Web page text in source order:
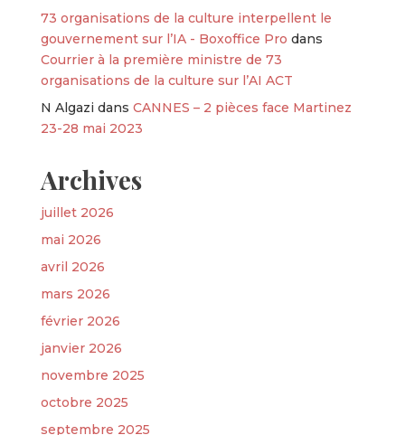
73 organisations de la culture interpellent le
gouvernement sur l’IA - Boxoffice Pro dans
Courrier à la première ministre de 73
organisations de la culture sur l’AI ACT
N Algazi dans CANNES – 2 pièces face Martinez
23-28 mai 2023
Archives
juillet 2026
mai 2026
avril 2026
mars 2026
février 2026
janvier 2026
novembre 2025
octobre 2025
septembre 2025